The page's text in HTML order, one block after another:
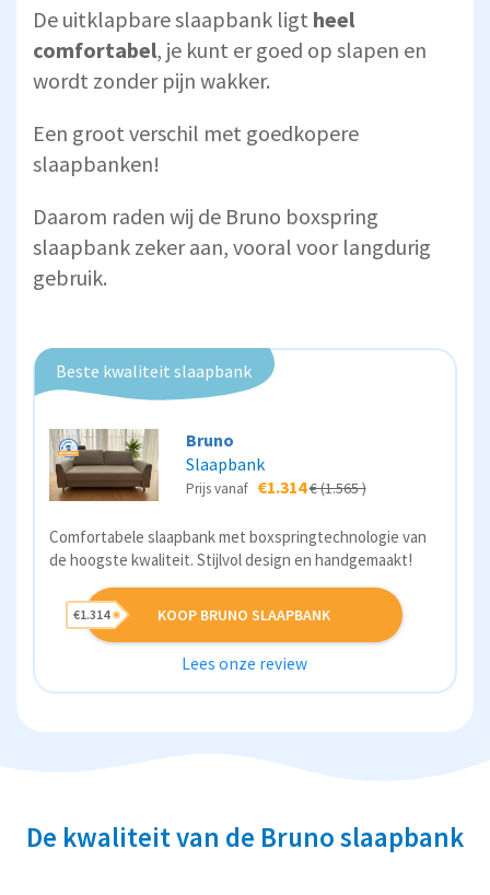
De uitklapbare slaapbank ligt heel
comfortabel, je kunt er goed op slapen en
wordt zonder pijn wakker.
Een groot verschil met goedkopere
slaapbanken!
Daarom raden wij de Bruno boxspring
slaapbank zeker aan, vooral voor langdurig
gebruik.
Beste kwaliteit slaapbank
Bruno
Slaapbank
Prijs vanaf €1.314€ (1.565 )
Comfortabele slaapbank met boxspringtechnologie van
de hoogste kwaliteit. Stijlvol design en handgemaakt!
KOOP BRUNO SLAAPBANK
€1.314
Lees onze review
De kwaliteit van de Bruno slaapbank